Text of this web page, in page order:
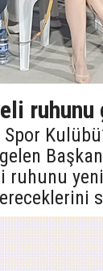
Spor
ruhunu